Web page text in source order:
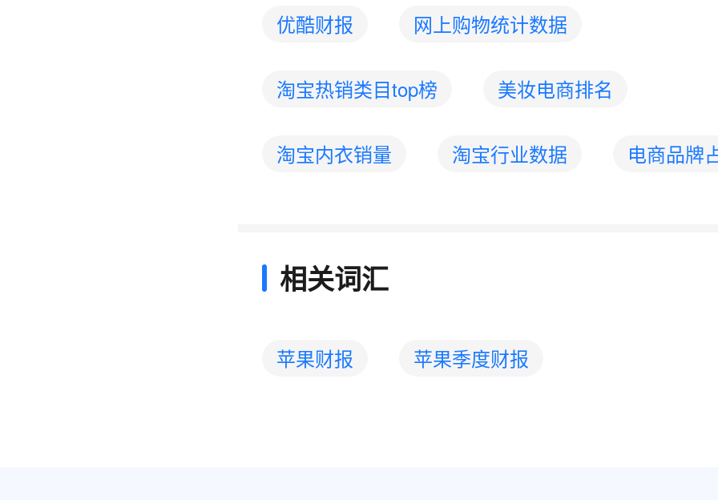
优酷财报 网上购物统计数据
淘宝热销类目top榜 美妆电商排名
淘宝内衣销量 淘宝行业数据 电商品牌
相关词汇
苹果财报 苹果季度财报